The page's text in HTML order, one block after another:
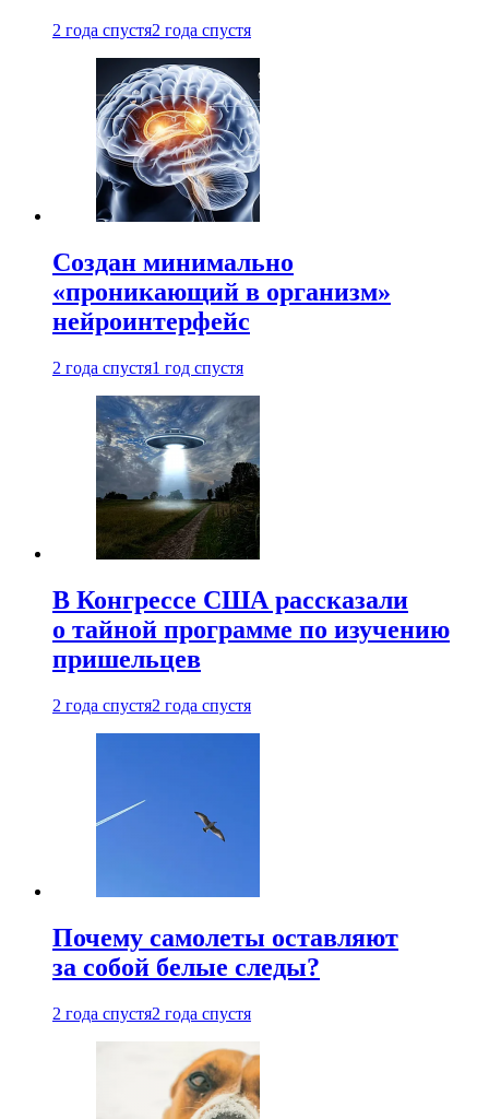
2 года спустя2 года спустя
Создан минимально
«проникающий в организм»
нейроинтерфейс
2 года спустя1 год спустя
В Конгрессе США рассказали
о тайной программе по изучению
пришельцев
2 года спустя2 года спустя
Почему самолеты оставляют
за собой белые следы?
2 года спустя2 года спустя